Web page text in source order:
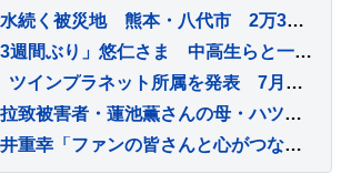
猛暑の中 断水続く被災地 熊本・八代市 2万3000戸あまり断水 食事の確保も課題 炊き出しの現場では…
「ピーラーは3週間ぶり」悠仁さま 中高生らと一緒に豚汁作りや丸太切り 同世代同士ということで“敬語無し”で交流 ボーイスカウトのキャンプ大会 広島・神石高原町
【 佐藤佳奈 】ツインプラネット所属を発表 7月末をもって読売テレビを退社 きのう「レインボー」池田直人さんとの結婚を発表
北朝鮮による拉致被害者・蓮池薫さんの母・ハツイさん（94）死去 進展しない拉致問題に 最後まで苛立ちも…
ブレイキン半井重幸「ファンの皆さんと心がつながっている」アジア大会オフィシャルスポーツウェア発表